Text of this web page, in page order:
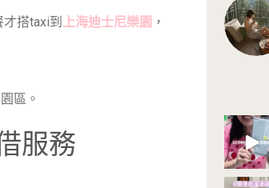
搭taxi到 上海迪士尼樂園 ，
區。
服務